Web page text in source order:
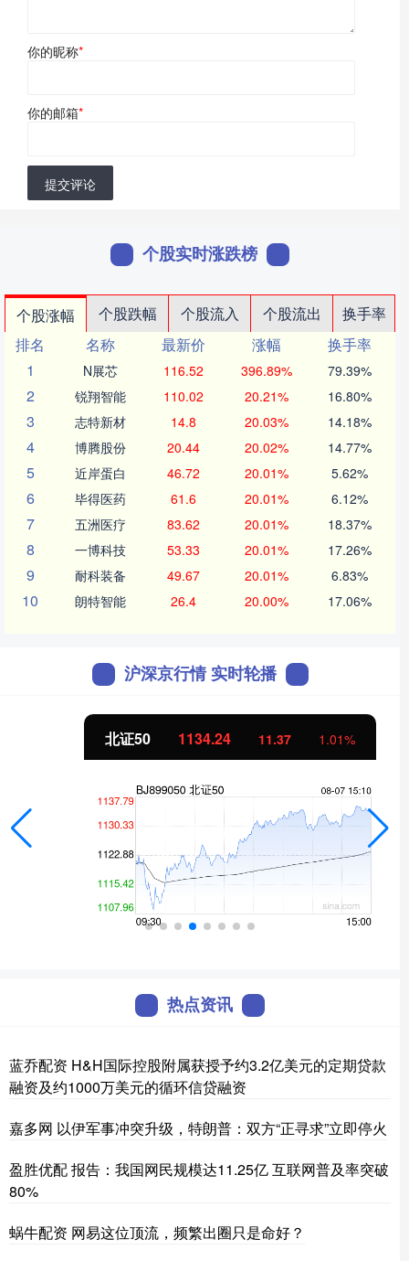
你的昵称*
你的邮箱*
提交评论
个股实时涨跌榜
个股涨幅 个股跌幅 个股流入 个股流出
换手率
排名
名称 最新价 涨幅
换手率
1
N展芯 116.52 396.89% 79.39%
2 锐翔智能 110.02 20.21% 16.80%
3 志特新材 14.8 20.03% 14.18%
4 博腾股份 20.44 20.02% 14.77%
5 近岸蛋白 46.72 20.01% 5.62%
6 毕得医药 61.6 20.01% 6.12%
7 五洲医疗 83.62 20.01% 18.37%
8 一博科技 53.33 20.01% 17.26%
9 耐科装备 49.67 20.01% 6.83%
10 朗特智能 26.4 20.00% 17.06%
沪深京行情 实时轮播
北证50 1134.24 11.37 1.01%
热点资讯
蓝乔配资 H&H国际控股附属获授予约3.2亿美元的定期贷款
融资及约1000万美元的循环信贷融资
嘉多网 以伊军事冲突升级，特朗普：双方“正寻求”立即停火
盈胜优配 报告：我国网民规模达11.25亿 互联网普及率突破
80%
蜗牛配资 网易这位顶流，频繁出圈只是命好？